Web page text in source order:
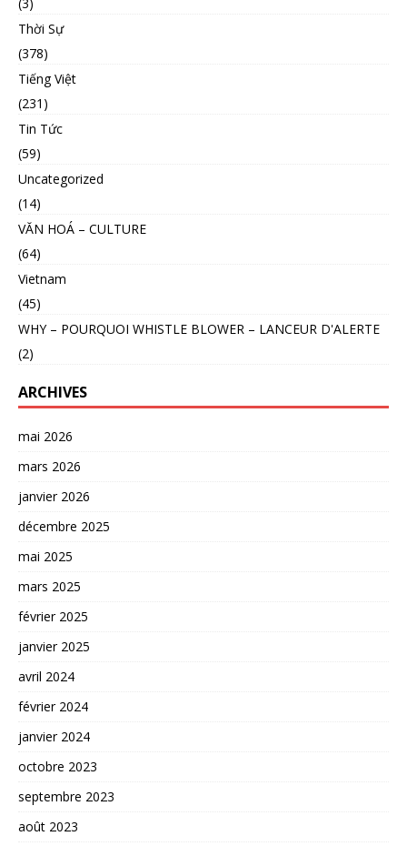
Thời Sự
(378)
Tiếng Việt
(231)
Tin Tức
(59)
Uncategorized
(14)
VĂN HOÁ – CULTURE
(64)
Vietnam
(45)
WHY – POURQUOI WHISTLE BLOWER – LANCEUR D'ALERTE
(2)
ARCHIVES
mai 2026
mars 2026
janvier 2026
décembre 2025
mai 2025
mars 2025
février 2025
janvier 2025
avril 2024
février 2024
janvier 2024
octobre 2023
septembre 2023
août 2023